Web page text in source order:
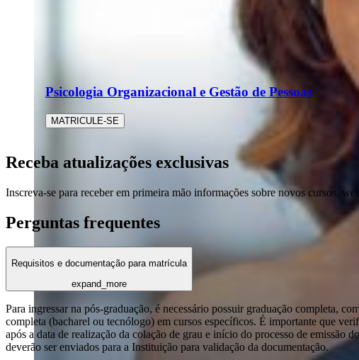
Psicologia Organizacional e Gestão de Pessoas
MATRICULE-SE
Receba atualizações exclusivas
Inscreva-se para receber em primeira mão informações sobre novos cursos,
Perguntas frequentes
Requisitos e documentação para matrícula
expand_more
Para ingressar na pós-graduação, é necessário possuir graduação completa,
completa (bacharel ou tecnólogo) em cursos específicos. É importante que
após a data de realização da colação de grau e início do processo de
deverão ser enviados para a Instituição para validação da documentação.